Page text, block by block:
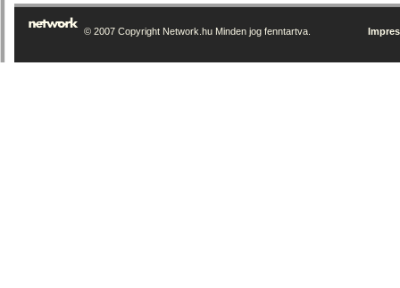
© 2007 Copyright Network.hu Minden jog fenntartva.